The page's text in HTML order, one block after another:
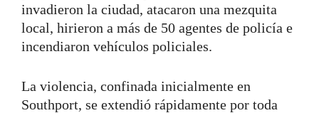
invadieron la ciudad, atacaron una mezquita
local, hirieron a más de 50 agentes de policía e
incendiaron vehículos policiales.
La violencia, confinada inicialmente en
Southport, se extendió rápidamente por toda